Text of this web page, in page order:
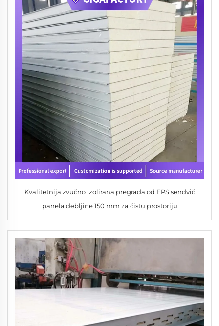
Kvalitetnija zvučno izolirana pregrada od EPS sendvič
panela debljine 150 mm za čistu prostoriju